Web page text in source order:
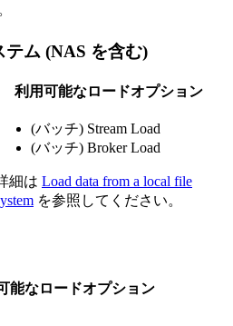
テム (NAS を含む)
利用可能なロードオプション
(バッチ) Stream Load
(バッチ) Broker Load
細は Load data from a local file
を参照してください。
能なロードオプション